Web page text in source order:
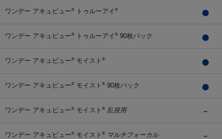
ワンデー アキュビュー® トゥルーアイ ®
ワンデー アキュビュー® トゥルーアイ ® 90枚パック
ワンデー アキュビュー® モイスト ®
ワンデー アキュビュー® モイスト ® 90枚パック
ワンデー アキュビュー® モイスト ® 乱視用
ワンデー アキュビュー® モイスト ® マルチフォーカル